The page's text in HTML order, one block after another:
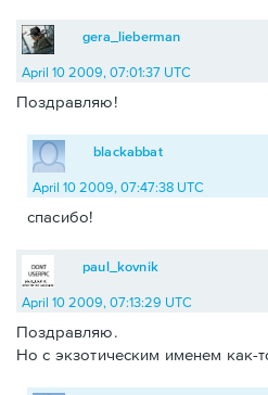
gera_lieberman
April 10 2009, 07:01:37 UTC
Поздравляю!
blackabbat
April 10 2009, 07:47:38 UTC
спасибо!
paul_kovnik
April 10 2009, 07:13:29 UTC
Поздравляю.
Но с экзотическим именем